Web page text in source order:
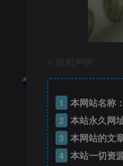
版权声明
1 本网站名称：
2 本站永久网
3 本网站的文
4 本站一切资